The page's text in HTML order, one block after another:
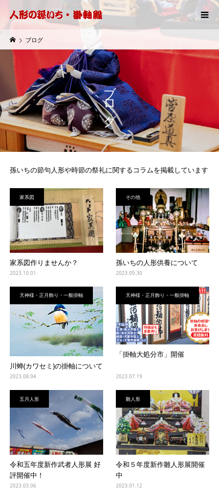
ブログ
ブログ
孫いちの節句人形や時節の祭礼に関するコラムを掲載しています
家系図
家系図作りませんか？
2023.10.01
その他
孫いちの人形供養について
2023.09.30
天神様・正月飾り・一般掛軸
川蝉(カワセミ)の掛軸について
2023.08.04
天神様・正月飾り・一般掛軸
「掛軸大処分市」開催
2023.07.19
五月人形
令和五年度新作武者人形展 好
評開催中！
2023.03.06
雛人形
令和５年度新作雛人形展開催
中
2023.01.12